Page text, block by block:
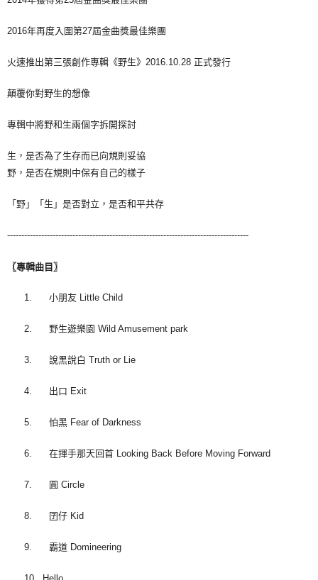
2016年再度入圍第27屆金曲獎最佳樂團
火速推出第三張創作專輯《野生》2016.10.28 正式發行
顛覆你對野生的想像
專輯中將野和生兩個字拆開探討
生，是否為了生存而已向規則妥協
野，是否在規則中保有自己的樣子
「野」「生」是否對立，是否和平共存
-------------------------------------------------------------------------------------
〖專輯曲目〗
1. 小朋友 Little Child
2. 野生遊樂園 Wild Amusement park
3. 說黑說白 Truth or Lie
4. 出口 Exit
5. 怕黑 Fear of Darkness
6. 在揮手那天回首 Looking Back Before Moving Forward
7. 圓 Circle
8. 囝仔 Kid
9. 霸道 Domineering